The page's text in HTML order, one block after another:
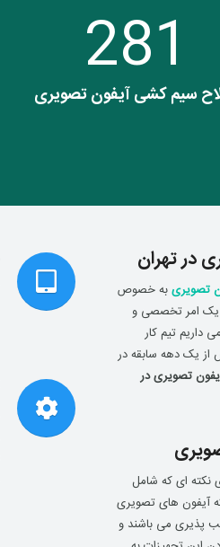
281
سیم کشی آیفون تصویری
در تهران
تصویریبه خصوص
یک امر تخصصی و
داریم تیم کار
از یک دهه سابقه در
تصویری در
نکته ای که شامل
آیفون های تصویری
پذیری می باشند و